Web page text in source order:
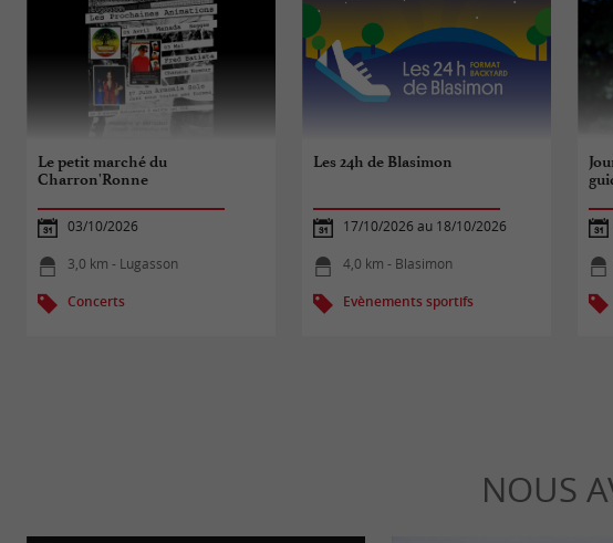
Le petit marché du
Charron'Ronne
03/10/2026
3,0 km - Lugasson
Concerts
Les 24h de Blasimon
17/10/2026 au 18/10/2026
4,0 km - Blasimon
Evènements sportifs
NOUS